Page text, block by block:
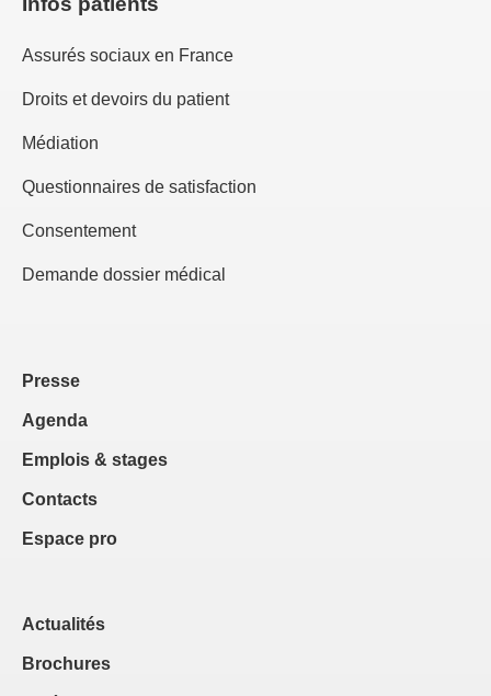
Assurés sociaux en France
Droits et devoirs du patient
Médiation
Questionnaires de satisfaction
Consentement
Demande dossier médical
Presse
Agenda
Emplois & stages
Contacts
Espace pro
Actualités
Brochures